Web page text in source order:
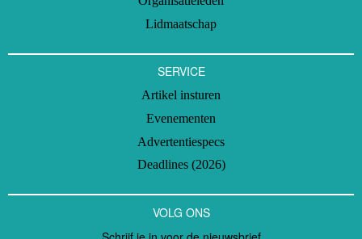
Lidmaatschap
SERVICE
Artikel insturen
Evenementen
Advertentiespecs
Deadlines (2026)
VOLG ONS